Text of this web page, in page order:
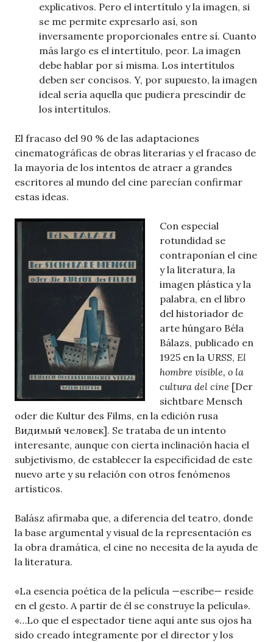
explicativos. Pero el intertítulo y la imagen, si
se me permite expresarlo así, son
inversamente proporcionales entre sí. Cuanto
más largo es el intertítulo, peor. La imagen
debe hablar por sí misma. Los intertítulos
deben ser concisos. Y, por supuesto, la imagen
ideal sería aquella que pudiera prescindir de
los intertítulos.
El fracaso del 90 % de las adaptaciones
cinematográficas de obras literarias y el fracaso de
la mayoría de los intentos de atraer a grandes
escritores al mundo del cine parecían confirmar
estas ideas.
Con especial
rotundidad se
contraponían el cine
y la literatura, la
imagen plástica y la
palabra, en el libro
del historiador de
arte húngaro Béla
Bálazs, publicado en
1925 en la URSS, El
hombre visible, o la
cultura del cine [Der
sichtbare Mensch
oder die Kultur des Films, en la edición rusa
Видимый человек]. Se trataba de un intento
interesante, aunque con cierta inclinación hacia el
subjetivismo, de establecer la especificidad de este
nuevo arte y su relación con otros fenómenos
artísticos.
Balász afirmaba que, a diferencia del teatro, donde
la base argumental y visual de la representación es
la obra dramática, el cine no necesita de la ayuda de
la literatura.
«La esencia poética de la película —escribe— reside
en el gesto. A partir de él se construye la película».
«…Lo que el espectador tiene aquí ante sus ojos ha
sido creado íntegramente por el director y los